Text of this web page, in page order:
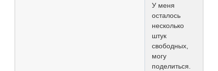
У меня
осталось
несколько
штук
свободных,
могу
поделиться.